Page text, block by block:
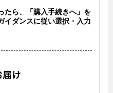
たら、「購入手続きへ」を
イダンスに従い選択・入力